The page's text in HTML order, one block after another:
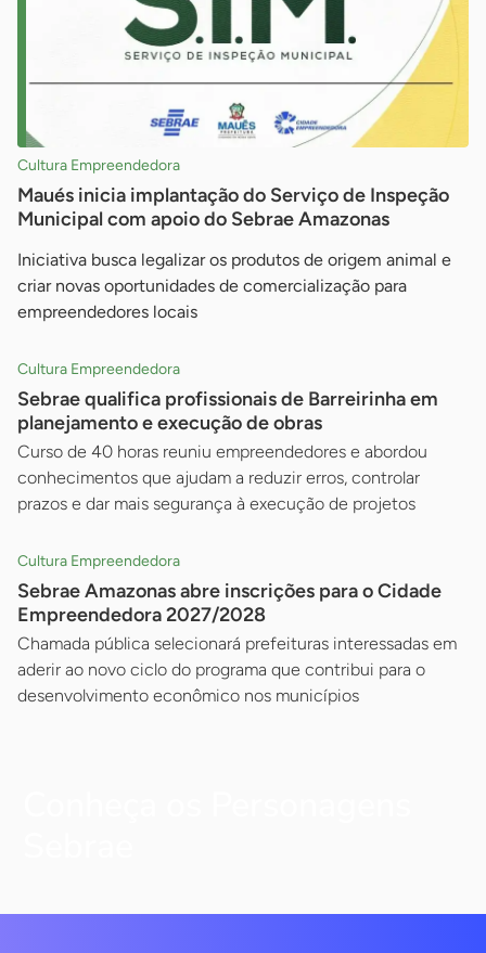
Cultura Empreendedora
Maués inicia implantação do Serviço de Inspeção
Municipal com apoio do Sebrae Amazonas
Iniciativa busca legalizar os produtos de origem animal e
criar novas oportunidades de comercialização para
empreendedores locais
Cultura Empreendedora
Sebrae qualifica profissionais de Barreirinha em
planejamento e execução de obras
Curso de 40 horas reuniu empreendedores e abordou
conhecimentos que ajudam a reduzir erros, controlar
prazos e dar mais segurança à execução de projetos
Cultura Empreendedora
Sebrae Amazonas abre inscrições para o Cidade
Empreendedora 2027/2028
Chamada pública selecionará prefeituras interessadas em
aderir ao novo ciclo do programa que contribui para o
desenvolvimento econômico nos municípios